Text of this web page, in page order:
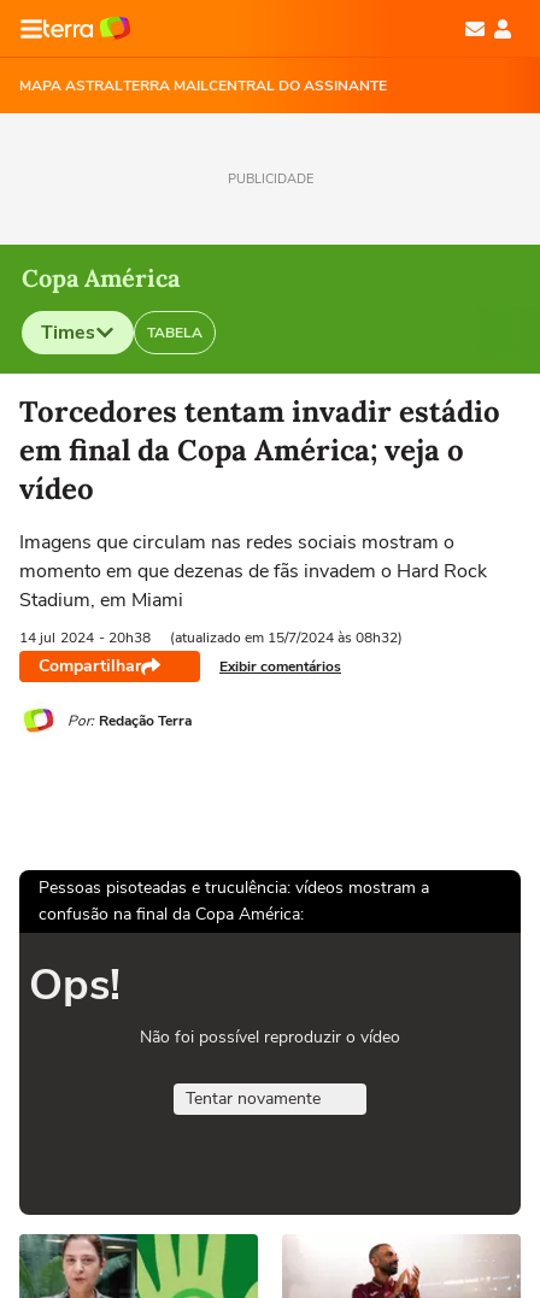
MAPA ASTRALTERRA MAILCENTRAL DO ASSINANTE
PUBLICIDADE
Copa América
Times TABELA
Selecione o time para ver as notícias
Torcedores tentam invadir estádio
em final da Copa América; veja o
vídeo
Imagens que circulam nas redes sociais mostram o
momento em que dezenas de fãs invadem o Hard Rock
Stadium, em Miami
14 jul 2024 - 20h38 (atualizado em 15/7/2024 às 08h32)
Compartilhar Exibir comentários
Por: Redação Terra
Pessoas pisoteadas e truculência: vídeos mostram a
confusão na final da Copa América:
Ops!
Não foi possível reproduzir o vídeo
Tentar novamente